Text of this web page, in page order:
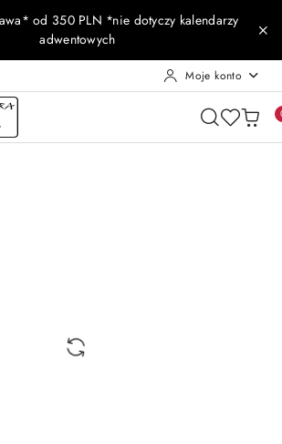
głównej
konto
głównego
produktu
od 350 PLN *nie dotyczy kalendarzy
adwentowych
Moje konto